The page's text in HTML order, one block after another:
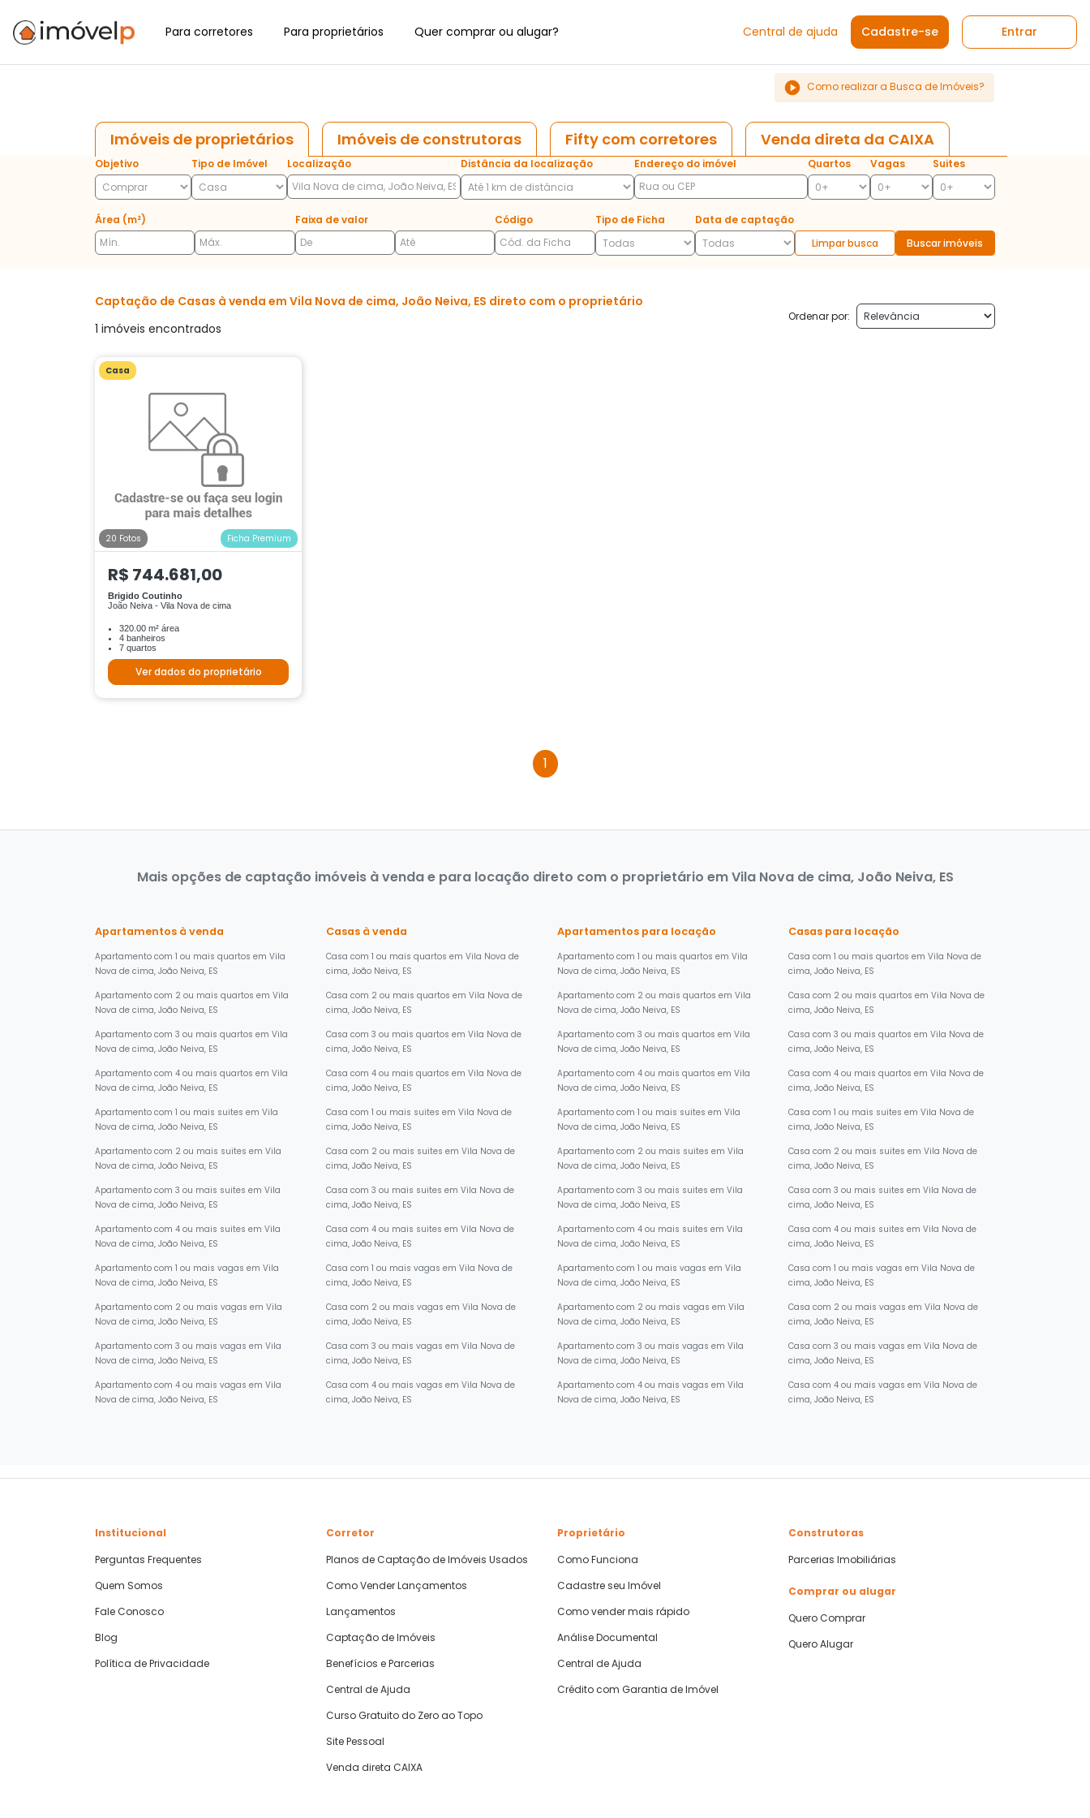
Para corretores Para proprietários Quer comprar ou alugar? Central de ajuda Cadastre-se Entrar
Como realizar a Busca de Imóveis?
Imóveis de proprietários Imóveis de construtoras Fifty com corretores Venda direta da CAIXA
Objetivo Tipo de Imóvel Localização Distância da localização Endereço do imóvel Quartos Vagas Suites
Área (m²) Faixa de valor Código Tipo de Ficha
Data de captação
Limpar busca
Buscar imóveis
Captação de Casas à venda em Vila Nova de cima, João Neiva, ES direto com o proprietário
1 imóveis encontrados
Ordenar por:
Casa
20 Fotos Ficha Premium
R$ 744.681,00
Brigido Coutinho
João Neiva - Vila Nova de cima
320.00 m² área
4 banheiros
7 quartos
Ver dados do proprietário
1
Mais opções de captação imóveis à venda e para locação direto com o proprietário em Vila Nova de cima, João Neiva, ES
Apartamentos à venda
Apartamento com 1 ou mais quartos em Vila
Nova de cima, João Neiva, ES
Apartamento com 2 ou mais quartos em Vila
Nova de cima, João Neiva, ES
Apartamento com 3 ou mais quartos em Vila
Nova de cima, João Neiva, ES
Apartamento com 4 ou mais quartos em Vila
Nova de cima, João Neiva, ES
Apartamento com 1 ou mais suites em Vila
Nova de cima, João Neiva, ES
Apartamento com 2 ou mais suites em Vila
Nova de cima, João Neiva, ES
Apartamento com 3 ou mais suites em Vila
Nova de cima, João Neiva, ES
Apartamento com 4 ou mais suites em Vila
Nova de cima, João Neiva, ES
Apartamento com 1 ou mais vagas em Vila
Nova de cima, João Neiva, ES
Apartamento com 2 ou mais vagas em Vila
Nova de cima, João Neiva, ES
Apartamento com 3 ou mais vagas em Vila
Nova de cima, João Neiva, ES
Apartamento com 4 ou mais vagas em Vila
Nova de cima, João Neiva, ES
Casas à venda
Casa com 1 ou mais quartos em Vila Nova de
cima, João Neiva, ES
Casa com 2 ou mais quartos em Vila Nova de
cima, João Neiva, ES
Casa com 3 ou mais quartos em Vila Nova de
cima, João Neiva, ES
Casa com 4 ou mais quartos em Vila Nova de
cima, João Neiva, ES
Casa com 1 ou mais suites em Vila Nova de
cima, João Neiva, ES
Casa com 2 ou mais suites em Vila Nova de
cima, João Neiva, ES
Casa com 3 ou mais suites em Vila Nova de
cima, João Neiva, ES
Casa com 4 ou mais suites em Vila Nova de
cima, João Neiva, ES
Casa com 1 ou mais vagas em Vila Nova de
cima, João Neiva, ES
Casa com 2 ou mais vagas em Vila Nova de
cima, João Neiva, ES
Casa com 3 ou mais vagas em Vila Nova de
cima, João Neiva, ES
Casa com 4 ou mais vagas em Vila Nova de
cima, João Neiva, ES
Apartamentos para locação
Apartamento com 1 ou mais quartos em Vila
Nova de cima, João Neiva, ES
Apartamento com 2 ou mais quartos em Vila
Nova de cima, João Neiva, ES
Apartamento com 3 ou mais quartos em Vila
Nova de cima, João Neiva, ES
Apartamento com 4 ou mais quartos em Vila
Nova de cima, João Neiva, ES
Apartamento com 1 ou mais suites em Vila
Nova de cima, João Neiva, ES
Apartamento com 2 ou mais suites em Vila
Nova de cima, João Neiva, ES
Apartamento com 3 ou mais suites em Vila
Nova de cima, João Neiva, ES
Apartamento com 4 ou mais suites em Vila
Nova de cima, João Neiva, ES
Apartamento com 1 ou mais vagas em Vila
Nova de cima, João Neiva, ES
Apartamento com 2 ou mais vagas em Vila
Nova de cima, João Neiva, ES
Apartamento com 3 ou mais vagas em Vila
Nova de cima, João Neiva, ES
Apartamento com 4 ou mais vagas em Vila
Nova de cima, João Neiva, ES
Casas para locação
Casa com 1 ou mais quartos em Vila Nova de
cima, João Neiva, ES
Casa com 2 ou mais quartos em Vila Nova de
cima, João Neiva, ES
Casa com 3 ou mais quartos em Vila Nova de
cima, João Neiva, ES
Casa com 4 ou mais quartos em Vila Nova de
cima, João Neiva, ES
Casa com 1 ou mais suites em Vila Nova de
cima, João Neiva, ES
Casa com 2 ou mais suites em Vila Nova de
cima, João Neiva, ES
Casa com 3 ou mais suites em Vila Nova de
cima, João Neiva, ES
Casa com 4 ou mais suites em Vila Nova de
cima, João Neiva, ES
Casa com 1 ou mais vagas em Vila Nova de
cima, João Neiva, ES
Casa com 2 ou mais vagas em Vila Nova de
cima, João Neiva, ES
Casa com 3 ou mais vagas em Vila Nova de
cima, João Neiva, ES
Casa com 4 ou mais vagas em Vila Nova de
cima, João Neiva, ES
Institucional
Perguntas Frequentes
Quem Somos
Fale Conosco
Blog
Política de Privacidade
Corretor
Planos de Captação de Imóveis Usados
Como Vender Lançamentos
Lançamentos
Captação de Imóveis
Benefícios e Parcerias
Central de Ajuda
Curso Gratuito do Zero ao Topo
Site Pessoal
Venda direta CAIXA
Proprietário
Como Funciona
Cadastre seu Imóvel
Como vender mais rápido
Análise Documental
Central de Ajuda
Crédito com Garantia de Imóvel
Construtoras
Parcerias Imobiliárias
Comprar ou alugar
Quero Comprar
Quero Alugar